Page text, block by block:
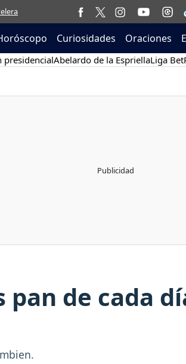
Curiosidades Oraciones
presidencialAbelardo de la EspriellaLiga
pan de cada